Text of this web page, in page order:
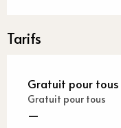
Tarifs
Gratuit pour tous
Gratuit pour tous
—